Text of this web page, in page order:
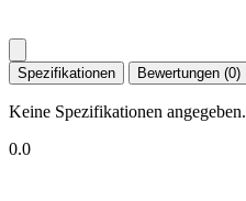
Spezifikationen Bewertungen (0)
Keine Spezifikationen angegeben.
0.0